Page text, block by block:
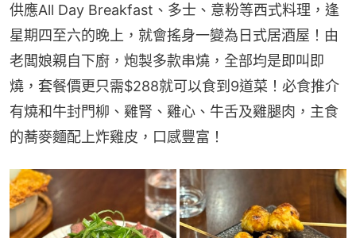
供應All Day Breakfast、多士、意粉等西式料理，逢
星期四至六的晚上，就會搖身一變為日式居酒屋！由
老闆娘親自下廚，炮製多款串燒，全部均是即叫即
燒，套餐價更只需$288就可以食到9道菜！必食推介
有燒和牛封門柳、雞腎、雞心、牛舌及雞腿肉，主食
的蕎麥麵配上炸雞皮，口感豐富！